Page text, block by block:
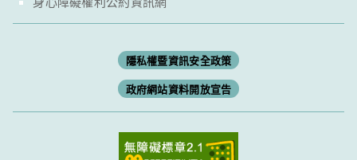
隱私權暨資訊安全政策
政府網站資料開放宣告